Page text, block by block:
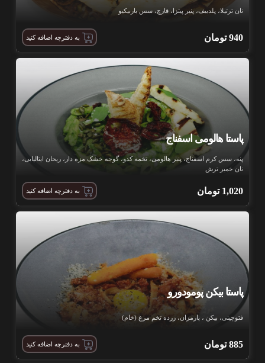
نان ترتیلا، پلدبیف، پنیر پیتزا، قارچ، سس باربیکیو
940 تومان به دفترچه اضافه کنید
پاستا هالومی اسفناج
پنه، سس کرم اسفناج، پنیر هالومی، تخمه کدو، گوجه خشک مزه دار، ریحان ایتالیایی،
نان خمیر ترش
1,020 تومان به دفترچه اضافه کنید
پاستا بیکن پومودورو
فتوچینی، بیکن ، پارمزان، زرده تخم مرغ (خام)
885 تومان به دفترچه اضافه کنید